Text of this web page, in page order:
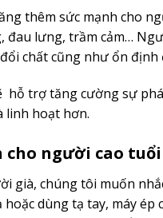
thêm sức mạnh cho
lưng, trầm cảm…
chất cũng như ổn
trợ tăng cường sự
linh hoạt hơn.
cho người cao tuổi
già, chúng tôi muốn
dùng tạ tay, máy